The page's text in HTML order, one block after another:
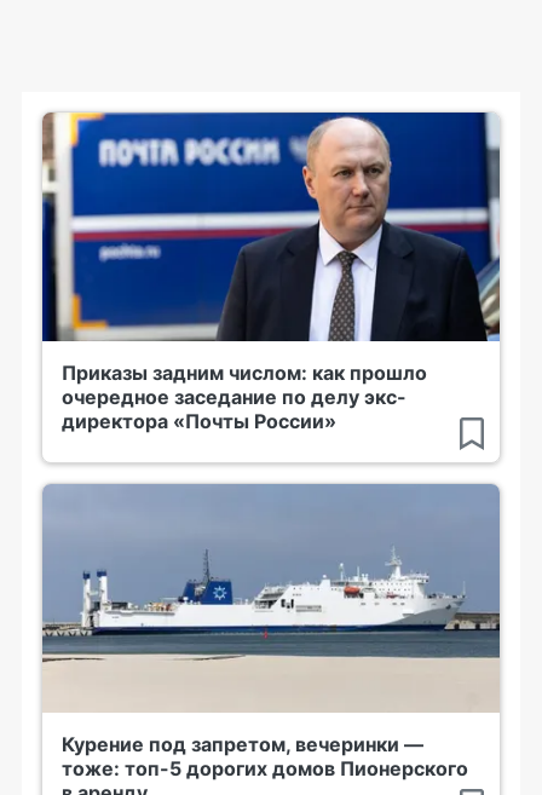
Приказы задним числом: как прошло
очередное заседание по делу экс-
директора «Почты России»
Курение под запретом, вечеринки —
тоже: топ-5 дорогих домов Пионерского